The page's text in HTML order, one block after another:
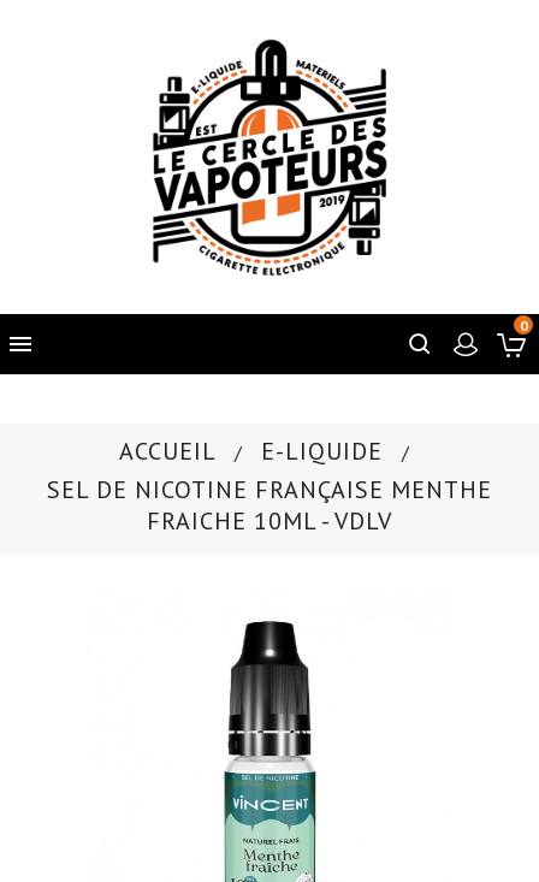

0
ACCUEIL
E-LIQUIDE
SEL DE NICOTINE FRANÇAISE MENTHE
FRAICHE 10ML - VDLV